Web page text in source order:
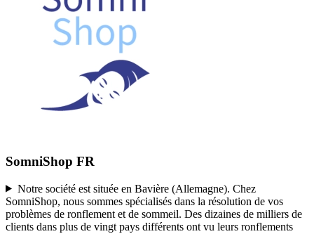
SomniShop FR
Notre société est située en Bavière (Allemagne). Chez
SomniShop, nous sommes spécialisés dans la résolution de vos
problèmes de ronflement et de sommeil. Des dizaines de milliers de
clients dans plus de vingt pays différents ont vu leurs ronflements